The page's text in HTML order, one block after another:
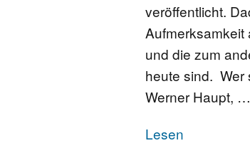
veröffentlicht.
Aufmerksamkeit
und die zum
heute sind. Wer
Werner Haupt, …
Lesen